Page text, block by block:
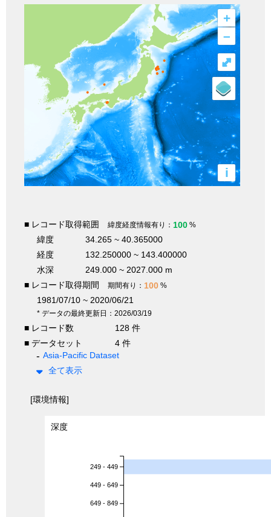
+
–
i
⤢
■ レコード取得範囲 緯度経度情報有り： 100 %
緯度
34.265 ~ 40.365000
経度
132.250000 ~ 143.400000
水深
249.000 ~ 2027.000 m
■ レコード取得期間
期間有り： 100 %
1981/07/10 ~ 2020/06/21
* データの最終更新日：2026/03/19
■ レコード数
128 件
■ データセット
4 件
Asia-Pacific Dataset
全て表示
[環境情報]
深度
249 - 449
449 - 649
649 - 849